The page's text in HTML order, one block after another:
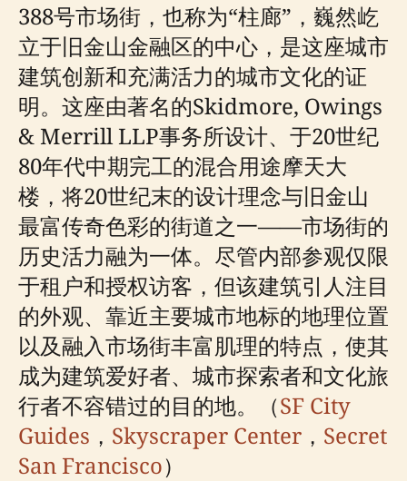
388号市场街，也称为“柱廊”，巍然屹
立于旧金山金融区的中心，是这座城市
建筑创新和充满活力的城市文化的证
明。这座由著名的Skidmore, Owings
& Merrill LLP事务所设计、于20世纪
80年代中期完工的混合用途摩天大
楼，将20世纪末的设计理念与旧金山
最富传奇色彩的街道之一——市场街的
历史活力融为一体。尽管内部参观仅限
于租户和授权访客，但该建筑引人注目
的外观、靠近主要城市地标的地理位置
以及融入市场街丰富肌理的特点，使其
成为建筑爱好者、城市探索者和文化旅
行者不容错过的目的地。（SF City
Guides ， Skyscraper Center ， Secret
San Francisco）